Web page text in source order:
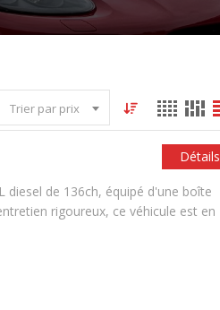
Trier par prix
diesel de 136ch, équipé d'une boîte
rigoureux, ce véhicule est en
Détails